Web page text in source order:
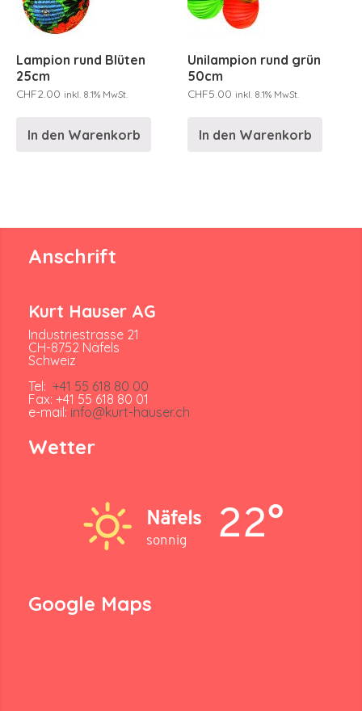
Lampion rund Blüten
25cm
CHF2.00 inkl. 8.1% MwSt.
In den Warenkorb
Unilampion rund grün
50cm
CHF5.00 inkl. 8.1% MwSt.
In den Warenkorb
Anschrift
Kurt Hauser AG
Industriestrasse 21
CH-8752 Näfels
Schweiz
Tel: +41 55 618 80 00
Fax: +41 55 618 80 01
e-mail: info@kurt-hauser.ch
Wetter
Näfels
sonnig 22°
Google Maps